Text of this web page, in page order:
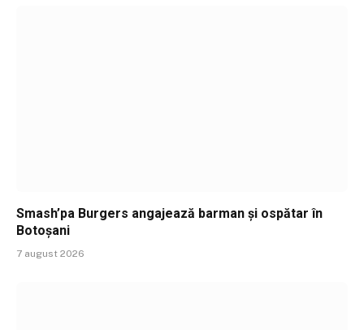
Smash’pa Burgers angajează barman și ospătar în
Botoșani
7 august 2026